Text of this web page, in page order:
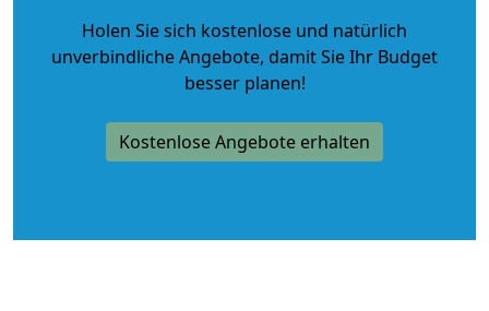
Holen Sie sich kostenlose und natürlich
unverbindliche Angebote, damit Sie Ihr Budget
besser planen!
Kostenlose Angebote erhalten